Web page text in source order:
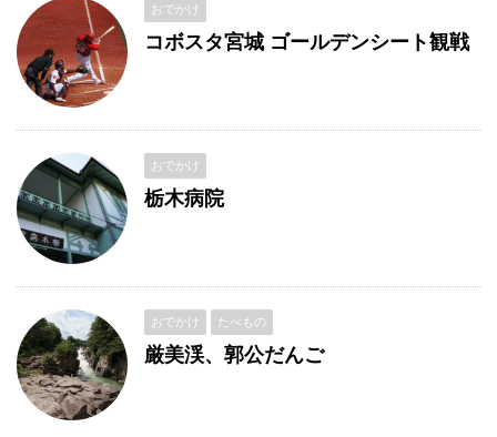
おでかけ
コボスタ宮城 ゴールデンシート観戦
おでかけ
栃木病院
おでかけ たべもの
厳美渓、郭公だんご